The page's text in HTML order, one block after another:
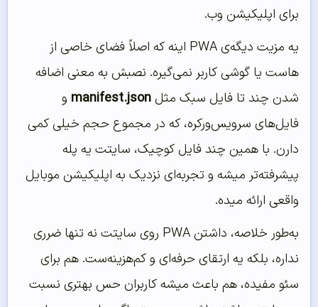
برای اپلیکیشن وب.
یه مزیت دیگه‌ی PWA اینه که اصلاً فضای خاصی از
هاست یا گوشی کاربر نمی‌گیره. نصبش به معنی اضافه
شدن چند تا فایل سبک مثلmanifest.json و
فایل‌های سرویس‌ورکره، که در مجموع حجم خیلی کمی
دارن. با همین چند فایل کوچیک، سایتت یه پله
پیشرفته‌تر میشه و تجربه‌ای نزدیک به اپلیکیشن موبایل
واقعی ارائه میده.
به‌طور خلاصه، داشتن PWA روی سایتت نه تنها ضرری
نداره، بلکه یه ارتقای حرفه‌ای و کم‌هزینه‌ست. هم برای
سئو مفیده، هم باعث میشه کاربران حس بهتری نسبت